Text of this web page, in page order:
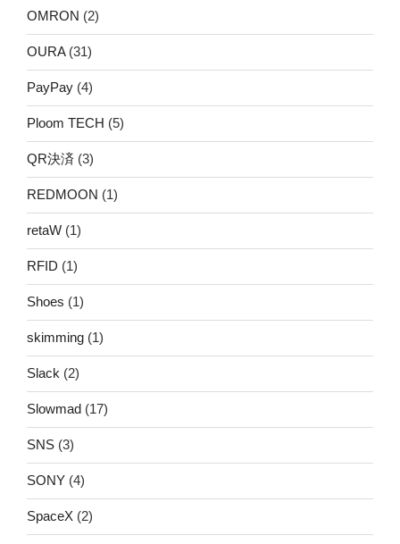
OMRON (2)
OURA(31)
PayPay (4)
Ploom TECH (5)
QR決済 (3)
REDMOON (1)
retaW (1)
RFID (1)
Shoes (1)
skimming (1)
Slack (2)
Slowmad (17)
SNS (3)
SONY (4)
SpaceX (2)